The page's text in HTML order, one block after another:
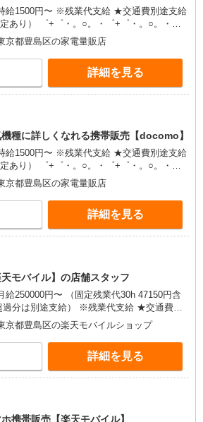
給1500円〜 ※残業代支給 ★交通費別途支給
+゜・。○。・゜+゜・。○。・゜
祝い金10万円支給(規定有) お友達を紹介
, インセンティブ支給(規定有) ★月2回払
払い可能（規程有）★ ゜・。○。・゜
。○。・゜+゜
京都豊島区の家電量販店
詳細を見る
機種に詳しくなれる携帯販売【docomo】
給1500円〜 ※残業代支給 ★交通費別途支給
+゜・。○。・゜+゜・。○。・゜
祝い金10万円支給(規定有) お友達を紹介
, インセンティブ支給(規定有) ★月2回払
払い可能（規程有）★ ゜・。○。・゜
。○。・゜+゜
京都豊島区の家電量販店
詳細を見る
天モバイル】の店舗スタッフ
給250000円〜 （固定残業代30h 47150円含
過分は別途支給） ※残業代支給 ★交通費別
定あり） ゜+゜・。○。・゜+゜・。
゜+゜ 入社祝い金10万円支給(規定有) お友達
頂くと, インセンティブ支給(規定有) ゜・。
゜+゜・。○。・゜+゜
京都豊島区の楽天モバイルショップ
詳細を見る
携帯販売【楽天モバイル】